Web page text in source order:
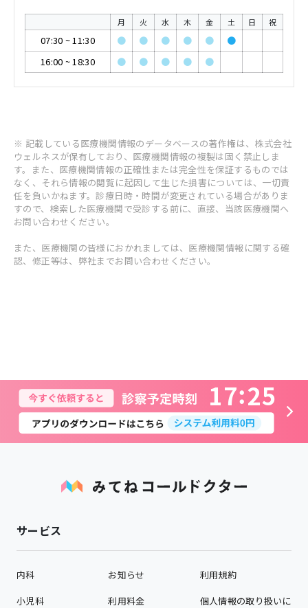
月 火 水 木 金 土 日 祝
07:30 ~11:30 ● ● ● ● ●
●
16:00 ~18:30 ● ● ● ● ●
※ 記載している医療機関情報のデータベースの著作権は、株式会社
ウェルネスが保有しており、医療機関情報の複製は固く禁止しま
す。また、医療機関情報の正確性または完全性を保証するものでは
なく、それら情報の閲覧に起因して生じた損害については、一切責
任を負いかねます。診療日時・時間が変更されている場合がありま
すので、検索した医療機関で受診する前に、直接、当該医療機関へ
お問い合わせください。
また、医療機関の皆様におかれましては、医療機関情報に関する確
認、修正等は、弊社までお問い合わせください。
17 25
サービス
内科
小児科
お知らせ
利用料金
利用規約
個人情報の取り扱いに